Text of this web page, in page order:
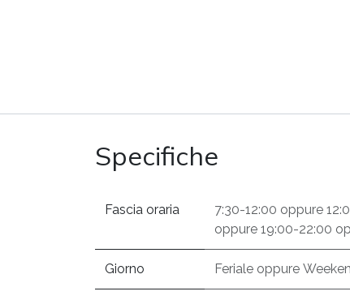
Specifiche
Fascia oraria 7:30-12:00 oppure
oppure 19:00-22:00
Giorno Feriale oppure